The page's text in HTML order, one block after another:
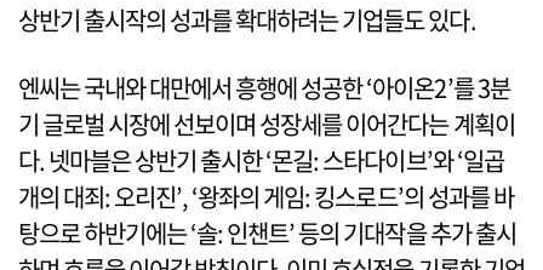
상반기 출시작의 성과를 확대하려는 기업들도 있다.
엔씨는 국내와 대만에서 흥행에 성공한 ‘아이온2’를 3분
기 글로벌 시장에 선보이며 성장세를 이어간다는 계획이
다. 넷마블은 상반기 출시한 ‘몬길: 스타다이브’와 ‘일곱
개의 대죄: 오리진’, ‘왕좌의 게임: 킹스로드’의 성과를 바
탕으로 하반기에는 ‘솔: 인챈트’ 등의 기대작을 추가 출시